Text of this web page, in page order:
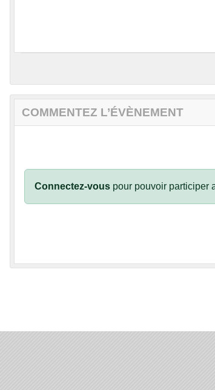
COMMENTEZ L’ÉVÈNEMENT
Connectez-vous pour pouvoir participer